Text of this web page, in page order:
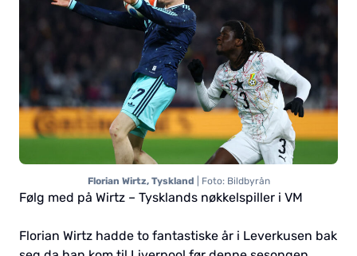
Florian Wirtz, Tyskland | Foto: Bildbyrån
Følg med på Wirtz – Tysklands nøkkelspiller i VM
Florian Wirtz hadde to fantastiske år i Leverkusen bak